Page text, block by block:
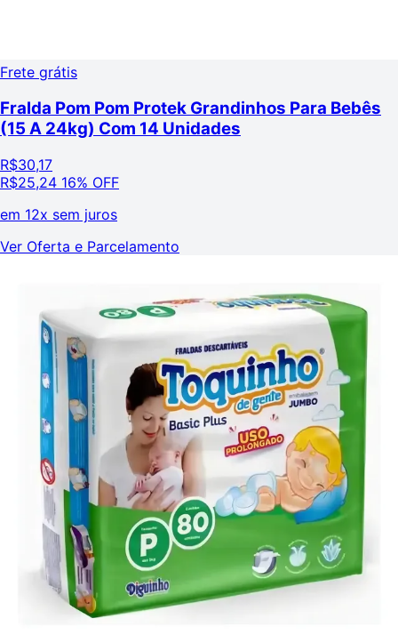
Frete grátis
Fralda Pom Pom Protek Grandinhos Para Bebês
(15 A 24kg) Com 14 Unidades
R$30,17
R$25,24 16% OFF
em 12x sem juros
Ver Oferta e Parcelamento